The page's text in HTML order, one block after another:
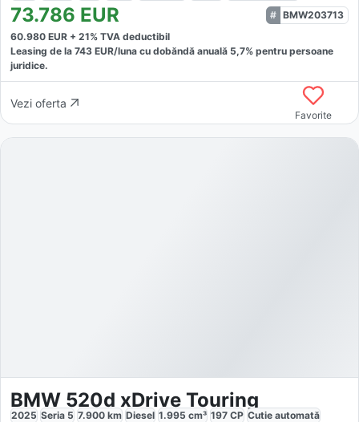
73.786 EUR
BMW203713
60.980 EUR + 21% TVA deductibil
Leasing de la 743 EUR/luna cu dobăndă anuală 5,7% pentru persoane
juridice.
Vezi oferta
Favorite
BMW 520d xDrive Touring
2025 Seria 5 7.900 km Diesel 1.995 cm³ 197 CP Cutie automată